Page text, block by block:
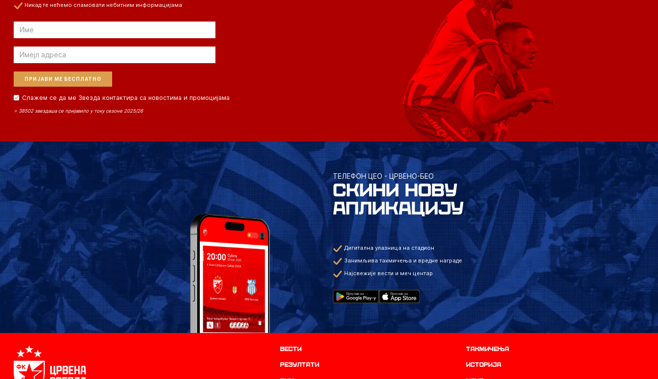
Никад те нећемо спамовати небитним информацијама
Email
Email
Слажем се да ме Звезда контактира са новостима и промоцијама
⭐ 38502 звездаша се пријавило у току сезоне 2025/26
ТЕЛЕФОН ЦЕО - ЦРВЕНО-БЕО
СКИНИ НОВУ
АПЛИКАЦИЈУ
Дигитална улазница на стадион
Занимљива такмичења и вредне награде
Најсвежије вести и меч центар
Вести Такмичења
резултати историја